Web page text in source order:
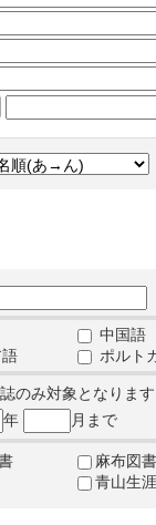
中国語
ポルト
のみ対象となりま
年 月まで
麻布図
青山生涯